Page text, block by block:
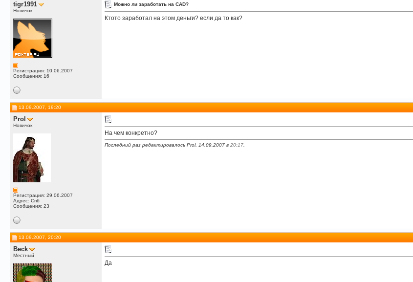
tigr1991
Новичок
Регистрация: 10.06.2007
Сообщения: 16
Можно ли заработать на CAD?
Ктото заработал на этом деньги? если да то как?
13.09.2007, 19:20
Prol
Новичок
Регистрация: 29.06.2007
Адрес: Спб
Сообщения: 23
На чем конкретно?
Последний раз редактировалось Prol, 14.09.2007 в 20:17
13.09.2007, 20:20
Beck
Местный
Да